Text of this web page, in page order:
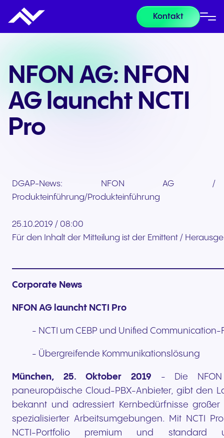
Kontakt
NFON AG: NFON
AG launcht NCTI
Pro
DGAP-News: NFON AG /
Produkteinführung/Produkteinführung
25.10.2019 / 08:00
Für den Inhalt der Mitteilung ist der Emittent /
Corporate News
NFON AG launcht NCTI Pro
- NCTI um CEBP und Unified
- Übergreifende Kommunikationslösung
München, 25. Oktober 2019 - Die NFON
paneuropäische Cloud-PBX-Anbieter, gibt den
bekannt und adressiert Kernbedürfnisse
spezialisierter Arbeitsumgebungen. Mit NCTI
NCTI-Portfolio premium und standard